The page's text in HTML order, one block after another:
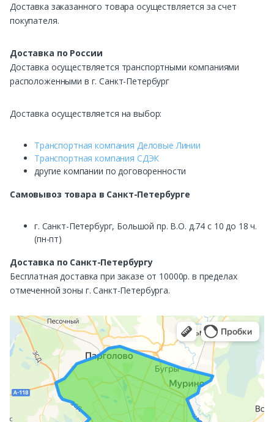
Доставка заказанного товара осуществляется за счет
покупателя.
Доставка по России
Доставка осуществляется транспортными компаниями
расположенными в г. Санкт-Петербург
Доставка осуществляется на выбор:
Транспортная компания Деловые Линии
Транспортная компания СДЭК
другие компании по договоренности
Самовывоз товара в Санкт-Петербурге
г. Санкт-Петербург, Большой пр. В.О. д.74 с 10 до 18 ч.
(пн-пт)
Доставка по Санкт-Петербургу
Бесплатная доставка при заказе от 10000р. в пределах
отмеченной зоны г. Санкт-Петербурга.